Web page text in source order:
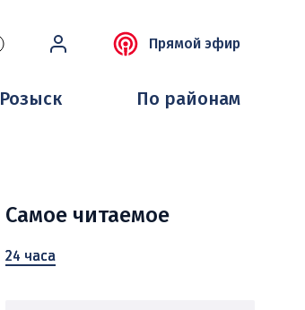
Прямой эфир
Розыск По районам
Самое читаемое
24 часа